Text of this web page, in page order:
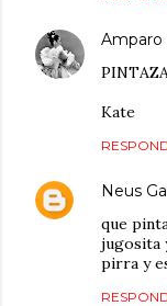
Amparo
Kate
Neus
que
jugosita
pirra y